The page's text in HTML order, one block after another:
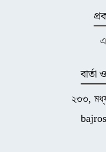
২৩৩, মধ্য